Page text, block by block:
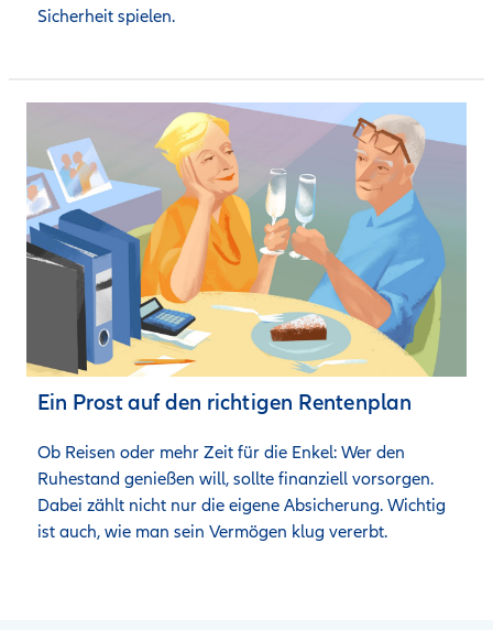
Sicherheit spielen.
Ein Prost auf den richtigen Rentenplan
Ob Reisen oder mehr Zeit für die Enkel: Wer den
Ruhestand genießen will, sollte finanziell vorsorgen.
Dabei zählt nicht nur die eigene Absicherung. Wichtig
ist auch, wie man sein Vermögen klug vererbt.